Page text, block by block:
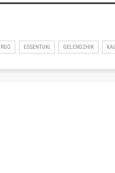
ESSENTUKI GELENDZHIK